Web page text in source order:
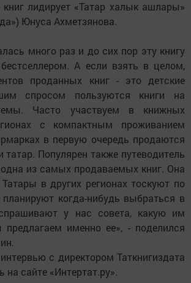
лидирует «Татар халык ашлары»
Юнуса Ахметзянова.
много раз и до сих пор эту книгу
А если взять в целом,
проданных книг - это детские
спросом пользуются книги на
Часто участвуем в книжных
с компактным проживанием
в первую очередь продаются
татар. Популярен также путеводитель
из самых продаваемых книг. Она
в других регионах тоскуют по
планируют когда-нибудь выбраться в
у нас совета, какую им
предлагаем именно ее», - поделился
с директором Таткнигиздата
на сайте «Интертат.ру».